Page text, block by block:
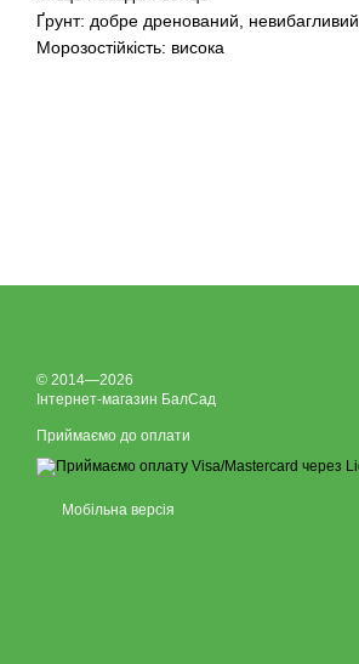
Ґрунт: добре дренований, невибагливий
Морозостійкість: висока
© 2014—2026
Інтернет-магазин БалСад
Приймаємо до оплати
Мобільна версія